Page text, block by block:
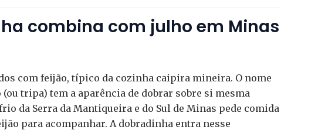
combina com julho em Minas
com feijão, típico da cozinha caipira mineira. O nome
tripa) tem a aparência de dobrar sobre si mesma
da Serra da Mantiqueira e do Sul de Minas pede comida
para acompanhar. A dobradinha entra nesse